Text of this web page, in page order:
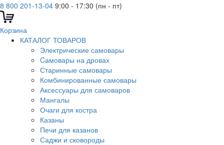
8 800 201-13-04 9:00 - 17:30 (пн - пт)
Корзина
КАТАЛОГ ТОВАРОВ
Электрические самовары
Cамовары на дровах
Старинные самовары
Комбинированные самовары
Аксессуары для самоваров
Мангалы
Очаги для костра
Казаны
Печи для казанов
Саджи и сковороды